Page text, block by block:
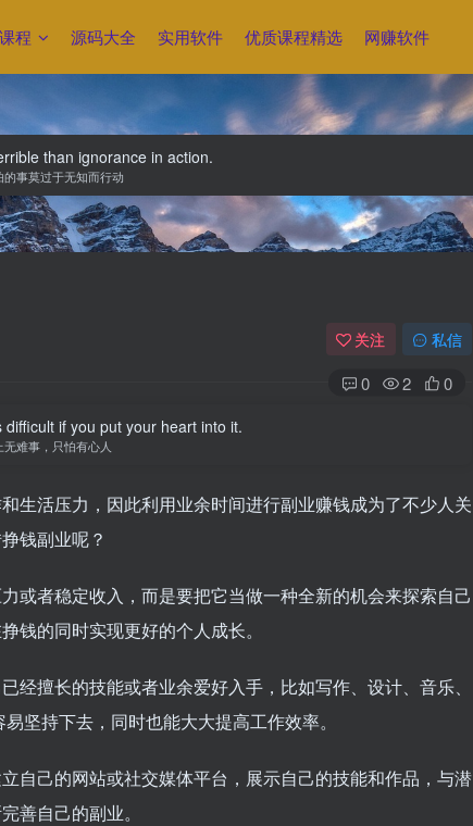
程 源码大全 实用软件 优质课程精选 网赚软件
than ignorance in action.
的事莫过于无知而行动
关注 私信
0 2 0
difficult if you put your heart into it.
无难事，只怕有心人
生活压力，因此利用业余时间进行副业赚钱成为了不少人关
钱副业呢？
或者稳定收入，而是要把它当做一种全新的机会来探索自己
钱的同时实现更好的个人成长。
擅长的技能或者业余爱好入手，比如写作、设计、音乐、
坚持下去，同时也能大大提高工作效率。
自己的网站或社交媒体平台，展示自己的技能和作品，与潜
善自己的副业。